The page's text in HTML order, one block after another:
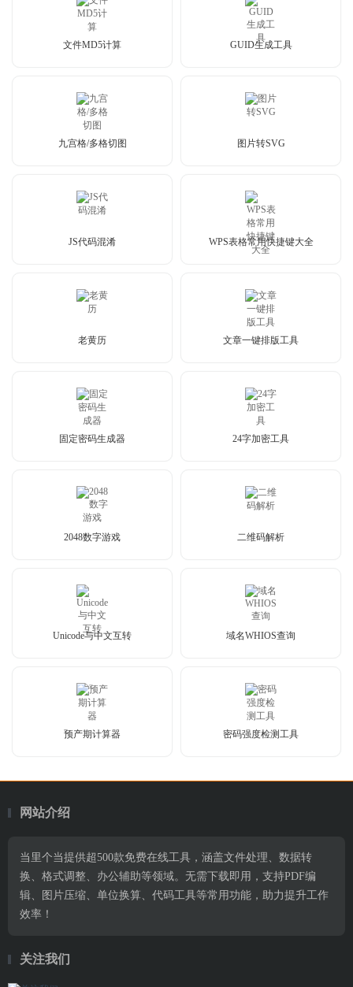
文件MD5计算 GUID生成工具
九宫格/多格切图 图片转SVG
JS代码混淆 WPS表格常用快捷键大全
老黄历 文章一键排版工具
固定密码生成器 24字加密工具
2048数字游戏 二维码解析
Unicode与中文互转 域名WHIOS查询
预产期计算器 密码强度检测工具
网站介绍
当里个当提供超500款免费在线工具，涵盖文件处理、数据转
换、格式调整、办公辅助等领域。无需下载即用，支持PDF编
辑、图片压缩、单位换算、代码工具等常用功能，助力提升工作
效率！
关注我们